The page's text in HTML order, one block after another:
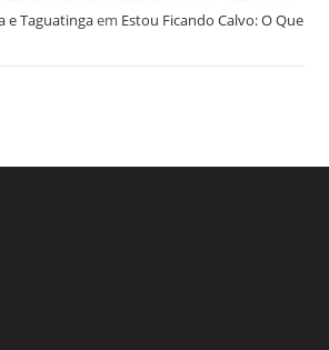
e Taguatingaem Estou Ficando Calvo: O Que